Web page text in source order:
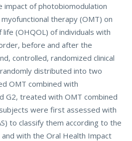
impact of photobiomodulation
therapy (OMT) on
(OHQOL) of individuals with
before and after the
controlled, randomized clinical
distributed into two
OMT combined with
G2, treated with OMT combined
were first assessed with
to classify them according to the
with the Oral Health Impact